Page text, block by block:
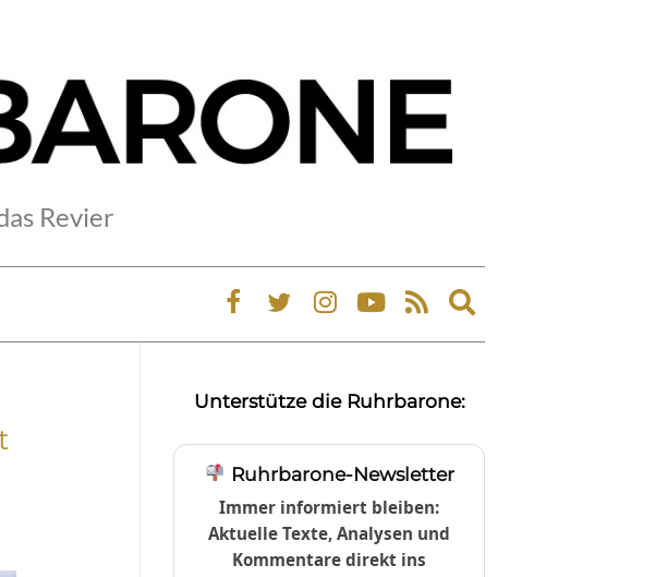
Revier
Expand
search
Unterstütze die Ruhrbarone:
Ruhrbarone-Newsletter
Immer informiert bleiben:
Aktuelle Texte, Analysen und
Kommentare direkt ins